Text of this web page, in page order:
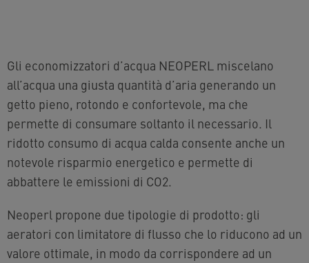
Gli economizzatori d’acqua NEOPERL miscelano
all’acqua una giusta quantità d’aria generando un
getto pieno, rotondo e confortevole, ma che
permette di consumare soltanto il necessario. Il
ridotto consumo di acqua calda consente anche un
notevole risparmio energetico e permette di
abbattere le emissioni di CO2.
Neoperl propone due tipologie di prodotto: gli
aeratori con limitatore di flusso che lo riducono ad un
valore ottimale, in modo da corrispondere ad un